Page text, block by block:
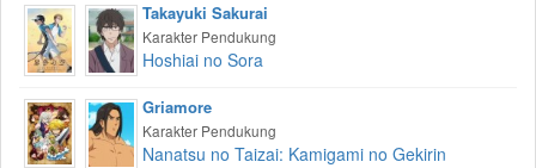
Takayuki Sakurai
Karakter Pendukung
Hoshiai no Sora
Griamore
Karakter Pendukung
Nanatsu no Taizai: Kamigami no Gekirin